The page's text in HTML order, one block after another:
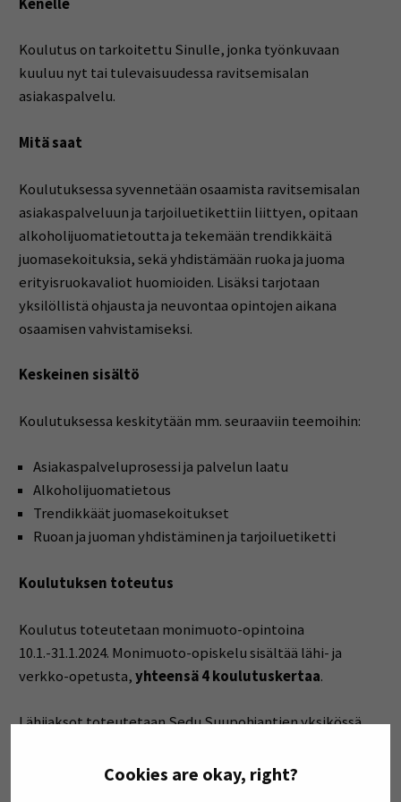
Cookies are okay, right?
Kenelle
Koulutus on tarkoitettu Sinulle, jonka työnkuvaan
kuuluu nyt tai tulevaisuudessa ravitsemisalan
asiakaspalvelu.
Mitä saat
Koulutuksessa syvennetään osaamista ravitsemisalan
asiakaspalveluun ja tarjoiluetikettiin liittyen, opitaan
alkoholijuomatietoutta ja tekemään trendikkäitä
juomasekoituksia, sekä yhdistämään ruoka ja juoma
erityisruokavaliot huomioiden. Lisäksi tarjotaan
yksilöllistä ohjausta ja neuvontaa opintojen aikana
osaamisen vahvistamiseksi.
Keskeinen sisältö
Koulutuksessa keskitytään mm. seuraaviin teemoihin:
Asiakaspalveluprosessi ja palvelun laatu
Alkoholijuomatietous
Trendikkäät juomasekoitukset
Ruoan ja juoman yhdistäminen ja tarjoiluetiketti
Koulutuksen toteutus
Koulutus toteutetaan monimuoto-opintoina
10.1.-31.1.2024. Monimuoto-opiskelu sisältää lähi- ja
verkko-opetusta,yhteensä 4 koulutuskertaa.
Lähijaksot toteutetaan Sedu Suupohjantien yksikössä
lähijaksot myös muualla maakunnassa.